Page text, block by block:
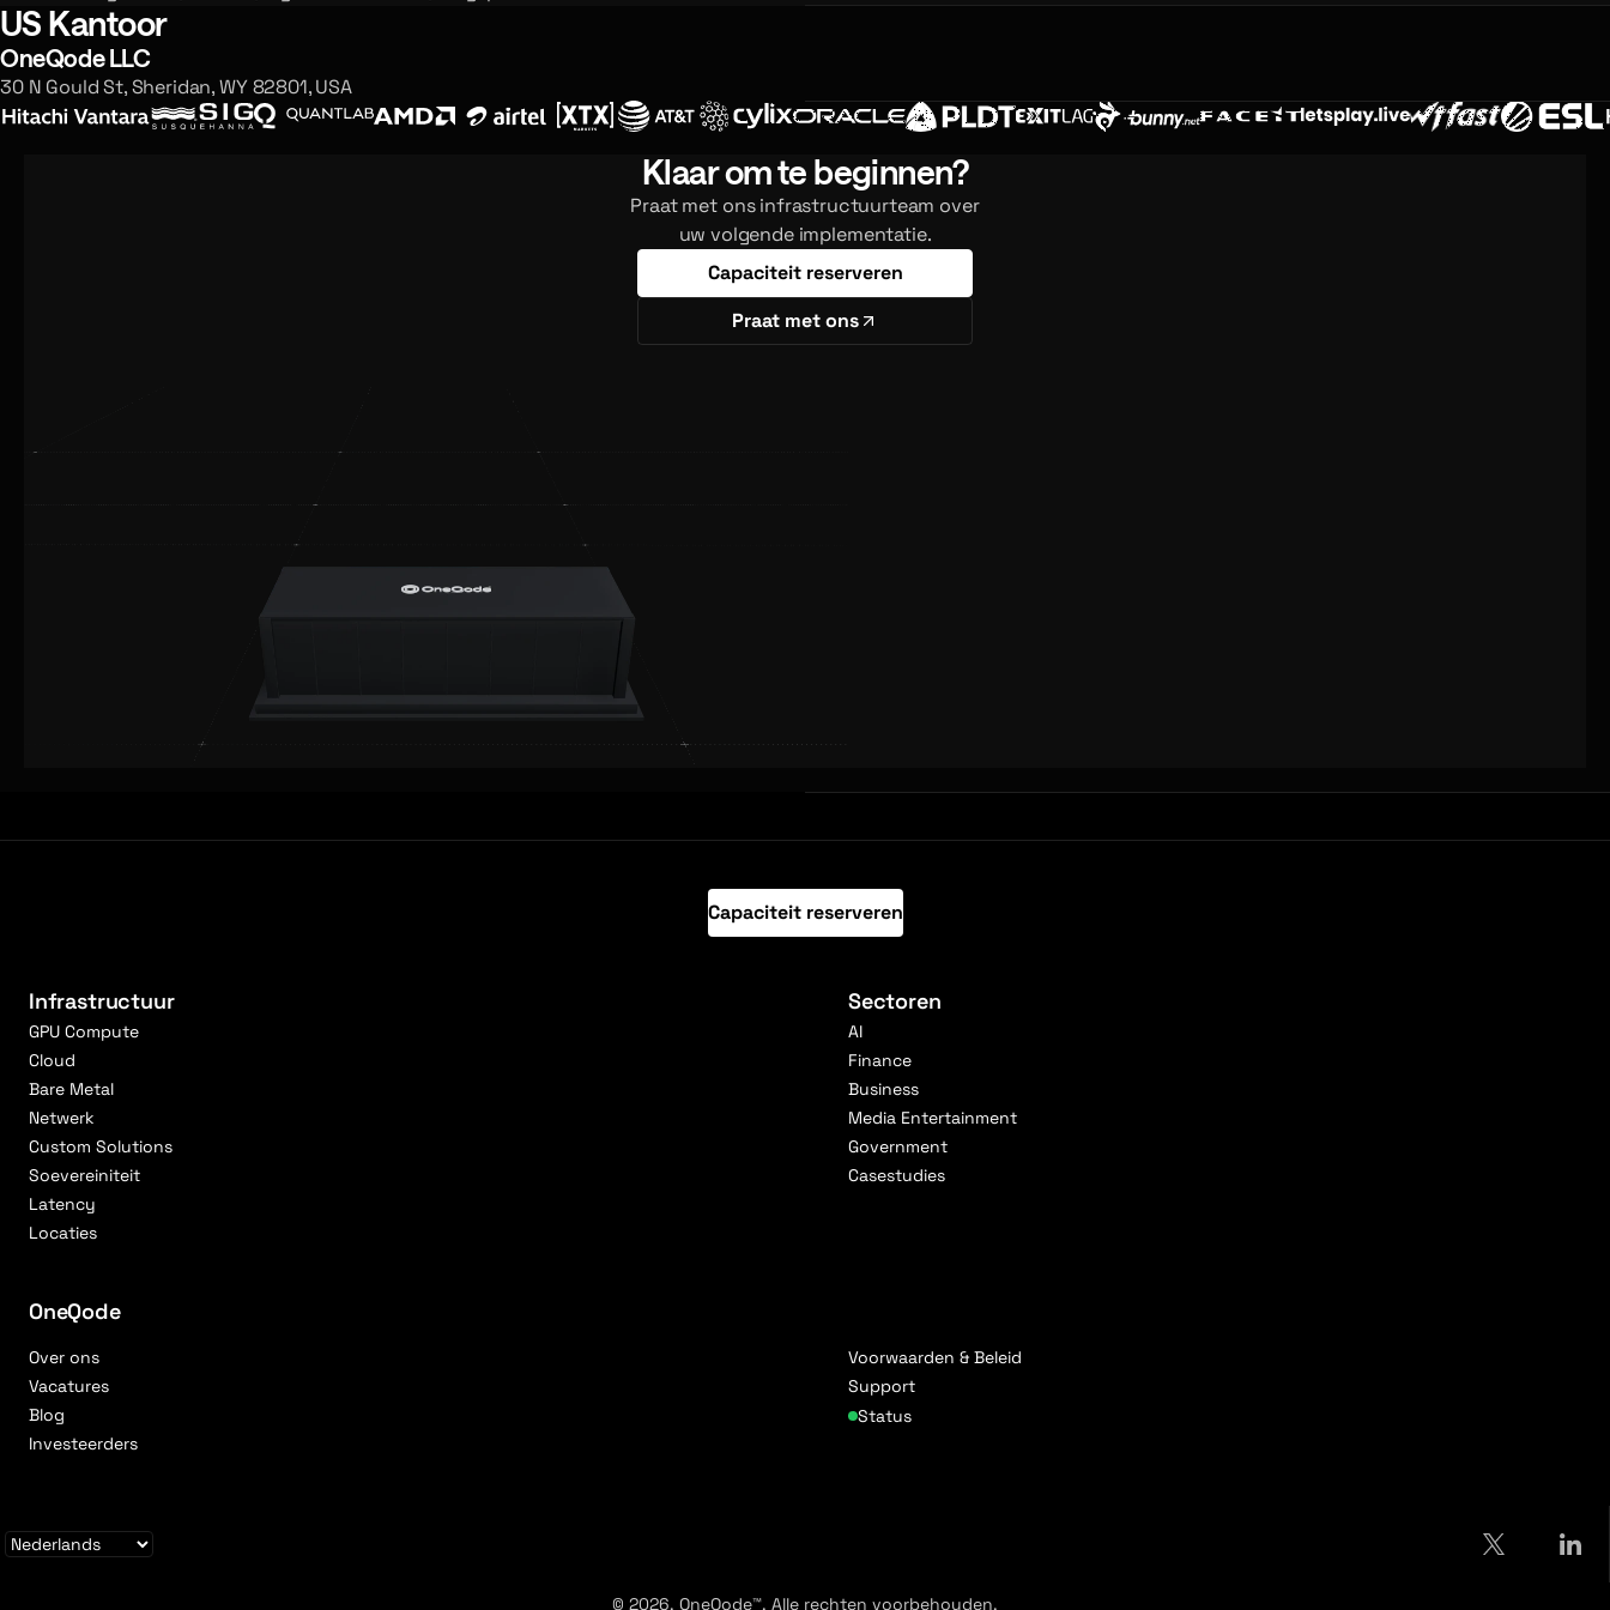
US Kantoor
OneQode LLC
30 N Gould St, Sheridan, WY 82801, USA
Klaar om te beginnen?
Praat met ons infrastructuurteam over
uw volgende implementatie.
Capaciteit reserveren
Praat met ons
Capaciteit reserveren
Infrastructuur
GPU Compute
Cloud
Bare Metal
Netwerk
Custom Solutions
Soevereiniteit
Latency
Locaties
Sectoren
AI
Finance
Business
Media Entertainment
Government
Casestudies
OneQode
Over ons
Vacatures
Blog
Investeerders
Voorwaarden & Beleid
Support
Status
© 2026. OneQode™. Alle rechten voorbehouden.